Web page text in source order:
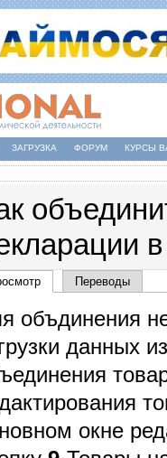
ЗАГРУЗКА ФОРУМ
КУРСЫ
вкладки
(активная вкладка)
Переводы
объдинения
данных
окне